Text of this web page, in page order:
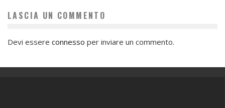
LASCIA UN COMMENTO
Devi essere connesso per inviare un commento.